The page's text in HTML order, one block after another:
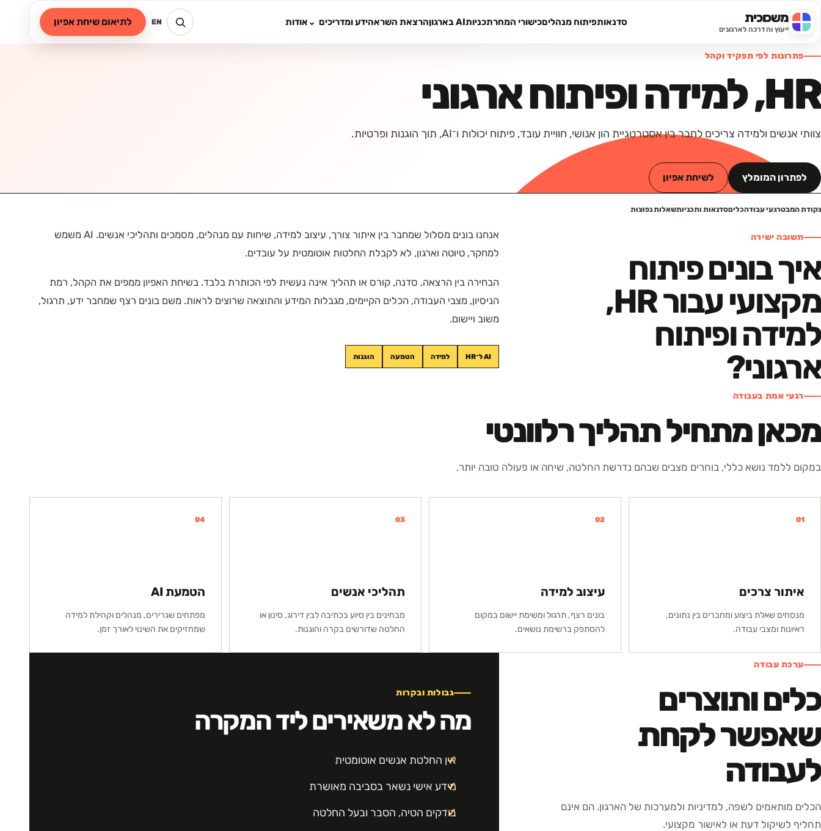
משכוכית
ייעוץ והדרכה לארגונים
סדנאותפיתוח מנהליםכישורי המחרתכניותAI בארגון הרצאת השראהידע ומדריכים אודות חיפוש באתר EN לתיאום שיחת אפיון
פתרונות לפי תפקיד וקהל
HR, למידה ופיתוח ארגוני
צוותי אנשים ולמידה צריכים לחבר בין אסטרטגיית הון אנושי, חוויית עובד, פיתוח יכולות ו־AI, תוך הוגנות ופרטיות.
לפתרון המומלץ לשיחת אפיון
נקודת המבטרגעי עבודהכליםסדנאות ותכניותשאלות נפוצות
תשובה ישירה
איך בונים פיתוח
מקצועי עבור HR,
למידה ופיתוח
ארגוני?
אנחנו בונים מסלול שמחבר בין איתור צורך, עיצוב למידה, שיחות עם מנהלים, מסמכים ותהליכי אנשים. AI משמש
למחקר, טיוטה וארגון, לא לקבלת החלטות אוטומטית על עובדים.
הבחירה בין הרצאה, סדנה, קורס או תהליך אינה נעשית לפי הכותרת בלבד. בשיחת האפיון ממפים את הקהל, רמת
הניסיון, מצבי העבודה, הכלים הקיימים, מגבלות המידע והתוצאה שרוצים לראות. משם בונים רצף שמחבר ידע, תרגול,
משוב ויישום.
AI ל־HR למידה הטמעה הוגנות
רגעי אמת בעבודה
מכאן מתחיל תהליך רלוונטי
במקום ללמד נושא כללי, בוחרים מצבים שבהם נדרשת החלטה, שיחה או פעולה טובה יותר.
01
איתור צרכים
מנסחים שאלת ביצוע ומחברים בין נתונים,
ראיונות ומצבי עבודה.
02
עיצוב למידה
בונים רצף, תרגול ומשימת יישום במקום
להסתפק ברשימת נושאים.
03
תהליכי אנשים
מבחינים בין סיוע בכתיבה לבין דירוג, סינון או
החלטה שדורשים בקרה והוגנות.
04
הטמעת AI
מפתחים שגרירים, מנהלים וקהילת למידה
שמחזיקים את השינוי לאורך זמן.
ערכת עבודה
כלים ותוצרים
שאפשר לקחת
לעבודה
הכלים מותאמים לשפה, למדיניות ולמערכות של הארגון. הם אינם
תחליף לשיקול דעת או לאישור מקצועי.
גבולות ובקרות
מה לא משאירים ליד המקרה
אין החלטת אנשים אוטומטית
מידע אישי נשאר בסביבה מאושרת
בודקים הטיה, הסבר ובעל החלטה